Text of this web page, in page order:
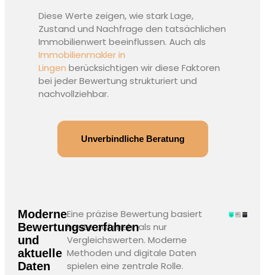
Diese Werte zeigen, wie stark Lage,
Zustand und Nachfrage den tatsächlichen
Immobilienwert beeinflussen. Auch als
Immobilienmakler in
Lingen berücksichtigen wir diese Faktoren
bei jeder Bewertung strukturiert und
nachvollziehbar.
Unverbindliche Beratung
Moderne
Bewertungsverfahren
und
aktuelle
Daten
Eine präzise Bewertung basiert
heute auf mehr als nur
Vergleichswerten. Moderne
Methoden und digitale Daten
spielen eine zentrale Rolle.